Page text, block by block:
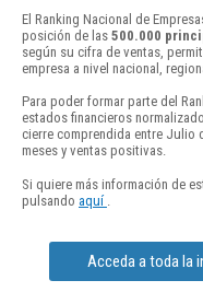
El Ranking Nacional de
posición de las 500.000
según su cifra de ventas,
empresa a nivel nacional,
Para poder formar parte del
estados financieros
cierre comprendida entre Julio
meses y ventas positivas.
Si quiere más información de
pulsando aquí
Acceda a toda la